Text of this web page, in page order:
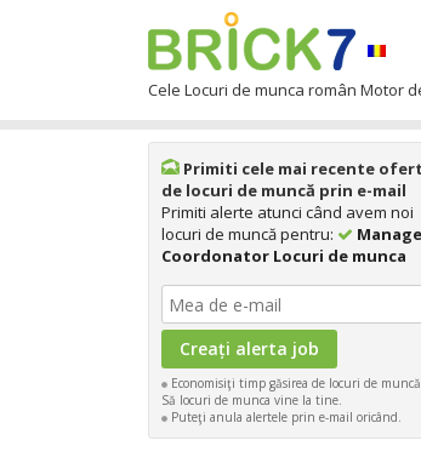
Cele Locuri de munca român Motor
Primiti cele mai recente
de locuri de muncă prin e-mail
Primiti alerte atunci când avem noi
locuri de muncă pentru:
Coordonator Locuri de munca
Economisiţi timp găsirea de locuri de
Să locuri de munca vine la tine.
Puteţi anula alertele prin e-mail oricând.